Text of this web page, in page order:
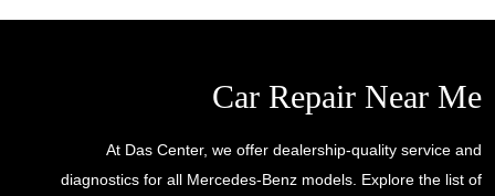
Car Repair Near Me
At Das Center, we offer dealership-quality service and
diagnostics for all Mercedes-Benz models. Explore the list of